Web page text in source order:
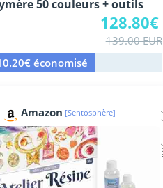
50 couleurs + outils
128.80€
139.00 EUR
économisé
Amazon [Sentosphère]